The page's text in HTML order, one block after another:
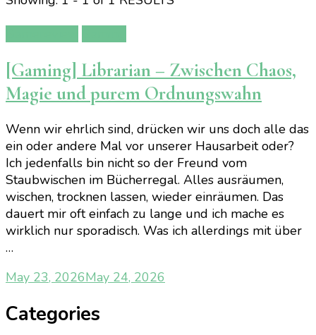
[Gaming] Librarian – Zwischen Chaos,
Magie und purem Ordnungswahn
Wenn wir ehrlich sind, drücken wir uns doch alle das
ein oder andere Mal vor unserer Hausarbeit oder?
Ich jedenfalls bin nicht so der Freund vom
Staubwischen im Bücherregal. Alles ausräumen,
wischen, trocknen lassen, wieder einräumen. Das
dauert mir oft einfach zu lange und ich mache es
wirklich nur sporadisch. Was ich allerdings mit über
…
May 23, 2026May 24, 2026
Categories